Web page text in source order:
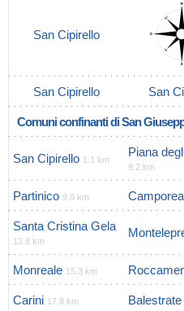
San Cipirello
San Cipirello San
Comuni confinanti di San
San Cipirello 1.1 km
Piana
9.2 km
Partinico 9.9 km
Santa Cristina Gela
12.8 km
Monreale 15.3 km
Carini 17.8 km Balestrate